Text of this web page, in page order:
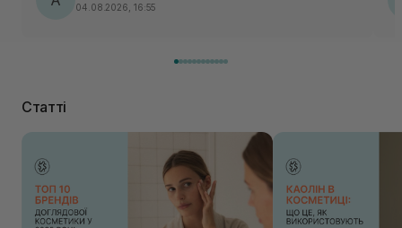
04.08.2026, 16:55
Статті